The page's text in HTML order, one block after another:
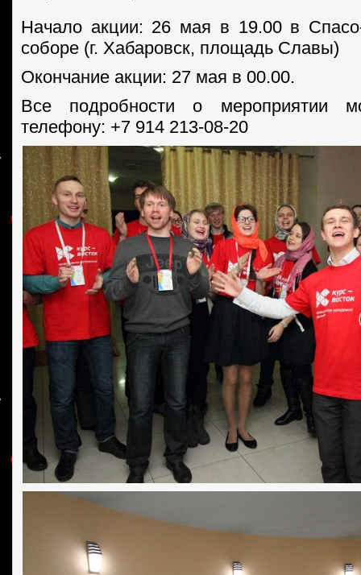
Начало акции: 26 мая в 19.00 в
соборе (г. Хабаровск, площадь Славы)
Окончание акции: 27 мая в 00.00.
Все подробности о мероприятии
телефону: +7 914 213-08-20